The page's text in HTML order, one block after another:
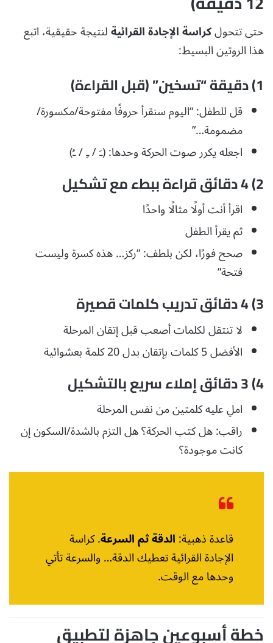
حتى تتحولكراسة الإجادة القرائيةلنتيجة حقيقية، اتبع
هذا الروتين البسيط:
1) دقيقة “تسخين” (قبل القراءة)
قل للطفل: “اليوم سنقرأ حروفًا مفتوحة/مكسورة/
مضمومة…”
اجعله يكرر صوت الحركة وحدها: (ـَ / ـِ / ـُ)
2) 4 دقائق قراءة ببطء مع تشكيل
اقرأ أنت أولًا مثالًا واحدًا
ثم يقرأ الطفل
صحح فورًا، لكن بلطف: “ركز… هذه كسرة وليست
فتحة”
3) 4 دقائق تدريب كلمات قصيرة
لا تنتقل لكلمات أصعب قبل إتقان المرحلة
الأفضل 5 كلمات بإتقان بدل 20 كلمة بعشوائية
4) 3 دقائق إملاء سريع بالتشكيل
املِ عليه كلمتين من نفس المرحلة
راقب: هل كتب الحركة؟ هل التزم بالشدة/السكون إن
كانت موجودة؟
قاعدة ذهبية:الدقة ثم السرعة. كراسة
الإجادة القرائية تعطيك الدقة… والسرعة تأتي
وحدها مع الوقت.
خطة أسبوعين جاهزة لتطبيق